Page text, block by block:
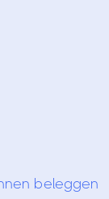
beleggen